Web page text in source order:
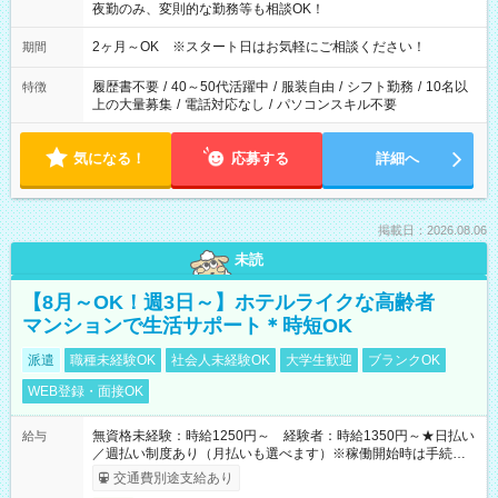
夜勤のみ、変則的な勤務等も相談OK！
期間 2ヶ月～OK ※スタート日はお気軽にご相談ください！
特徴 履歴書不要 / 40～50代活躍中 / 服装自由 / シフト勤務 / 10名以
上の大量募集 / 電話対応なし / パソコンスキル不要
気になる！ 応募する 詳細へ
掲載日：2026.08.06
未読
【8月～OK！週3日～】ホテルライクな高齢者
マンションで生活サポート＊時短OK
派遣 職種未経験OK 社会人未経験OK 大学生歓迎
ブランクOK
WEB登録・面接OK
給与
無資格未経験：時給1250円～ 経験者：時給1350円～★日払い
／週払い制度あり（月払いも選べます）※稼働開始時は手続き完
了次第のお支払いとなります。
交通費別途支給あり